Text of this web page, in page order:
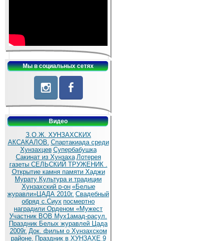
Мы в социальных сетях
Видео
З.О.Ж. ХУНЗАХСКИХ
АКСАКАЛОВ. Спартакиада среди
Хунзахцев Супербабушка
Сакинат из Хунзаха Лотерея
газеты СЕЛЬСКИЙ ТРУЖЕНИК .
Открытие камня памяти Хаджи
Мурату Культура и традиции
Хунзахский р-он «Белые
журавли»ЦАДА 2010г. Cвадебный
обряд c.Сиух посмертно
наградили Орденом «Мужест
Участник ВОВ Мух1амад-расул.
Праздник Белых журавлей Цада
2009г. Док. фильм о Хунзахском
районе. Праздник в ХУНЗАХЕ 9